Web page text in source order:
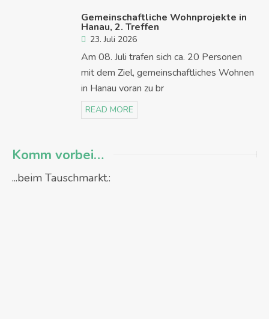
Gemeinschaftliche Wohnprojekte in
Hanau, 2. Treffen
23. Juli 2026
Am 08. Juli trafen sich ca. 20 Personen
mit dem Ziel, gemeinschaftliches Wohnen
in Hanau voran zu br
READ MORE
Komm vorbei…
...beim Tauschmarkt.: